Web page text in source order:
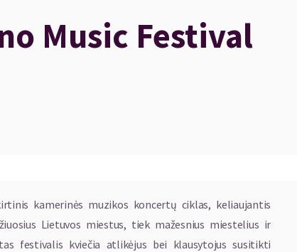
Music Festival
kamerinės muzikos koncertų ciklas, keliaujantis
Lietuvos miestus, tiek mažesnius miestelius ir
festivalis kviečia atlikėjus bei klausytojus susitikti